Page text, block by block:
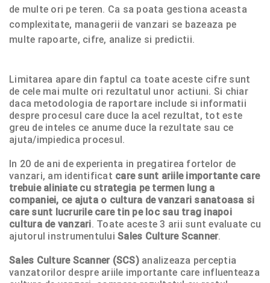
de multe ori pe teren. Ca sa poata gestiona aceasta
complexitate, managerii de vanzari se bazeaza pe
multe rapoarte, cifre, analize si predictii.
Limitarea apare din faptul ca toate aceste cifre sunt
de cele mai multe ori rezultatul unor actiuni. Si chiar
daca metodologia de raportare include si informatii
despre procesul care duce la acel rezultat, tot este
greu de inteles ce anume duce la rezultate sau ce
ajuta/impiedica procesul.
In 20 de ani de experienta in pregatirea fortelor de
vanzari, am identificat care sunt ariile importante care
trebuie aliniate cu strategia pe termen lung a
companiei, ce ajuta o cultura de vanzari sanatoasa si
care sunt lucrurile care tin pe loc sau trag inapoi
cultura de vanzari. Toate aceste 3 arii sunt evaluate cu
ajutorul instrumentului Sales Culture Scanner.
Sales Culture Scanner (SCS)analizeaza perceptia
vanzatorilor despre ariile importante care influenteaza